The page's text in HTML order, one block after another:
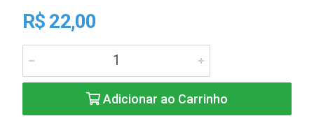
R$ 22,00
Adicionar ao Carrinho